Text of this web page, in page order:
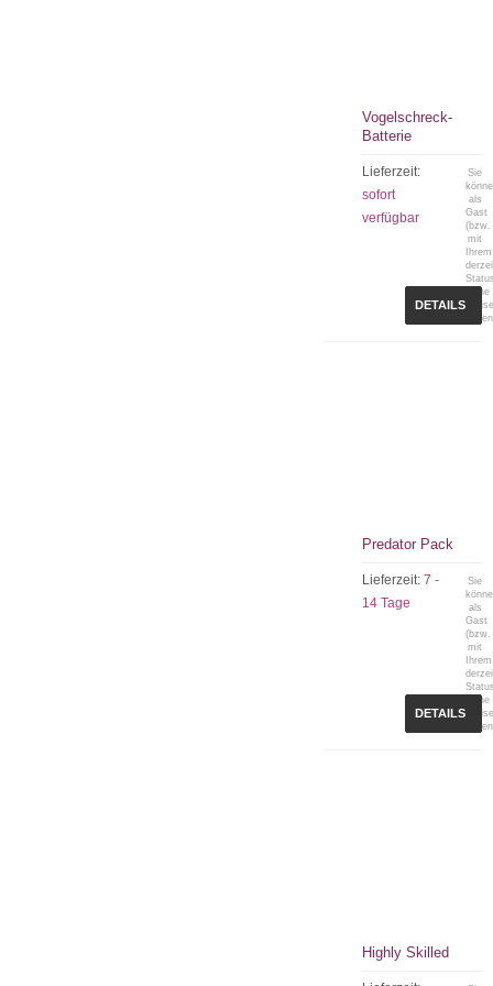
Vogelschreck-
Batterie
Lieferzeit:
sofort
verfügbar
Sie
als
Gast
(bzw.
mit
Ihrem
keine
DETAILS
Predator Pack
Lieferzeit:7 -
14 Tage
Sie
als
Gast
(bzw.
mit
Ihrem
keine
DETAILS
Highly Skilled